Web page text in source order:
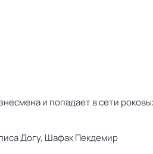
и попадает в сети
Догу, Шафак Пекдемир